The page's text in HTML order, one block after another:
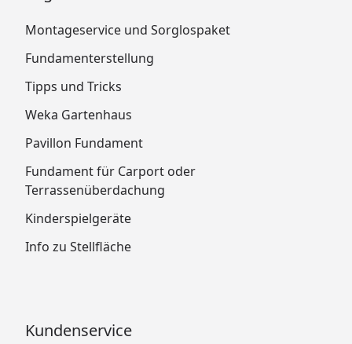
Bitte beachten Sie:
im Lieferumfang enthalten ist.
-Bei den Bilder handelt es sich ggf.
um Beispieldarstellungen, die im Lieferumfang
abweichen. Fragen Sie im Zweifelsfall einfach unsere
Kundenberater!
Montageservice und Sorglospaket
Fundamenterstellung
Tipps und Tricks
Weka Gartenhaus
Pavillon Fundament
Fundament für Carport oder
Terrassenüberdachung
Kinderspielgeräte
Info zu Stellfläche
Kundenservice